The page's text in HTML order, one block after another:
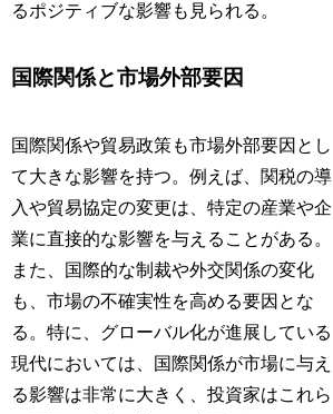
るポジティブな影響も見られる。
国際関係と市場外部要因
国際関係や貿易政策も市場外部要因とし
て大きな影響を持つ。例えば、関税の導
入や貿易協定の変更は、特定の産業や企
業に直接的な影響を与えることがある。
また、国際的な制裁や外交関係の変化
も、市場の不確実性を高める要因とな
る。特に、グローバル化が進展している
現代においては、国際関係が市場に与え
る影響は非常に大きく、投資家はこれら